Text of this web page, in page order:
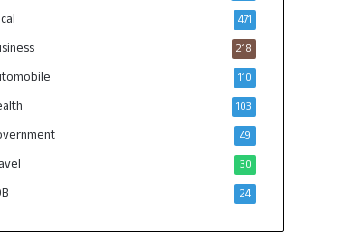
471
218
110
103
49
30
24